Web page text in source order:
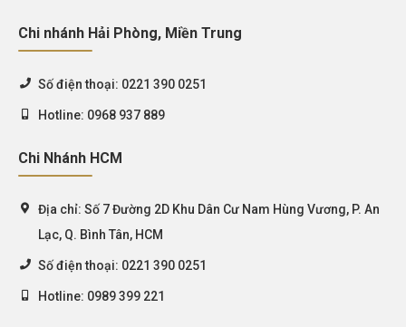
Chi nhánh Hải Phòng, Miền Trung
Số điện thoại: 0221 390 0251
Hotline: 0968 937 889
Chi Nhánh HCM
Địa chỉ: Số 7 Đường 2D Khu Dân Cư Nam Hùng Vương, P. An
Lạc, Q. Bình Tân, HCM
Số điện thoại: 0221 390 0251
Hotline: 0989 399 221